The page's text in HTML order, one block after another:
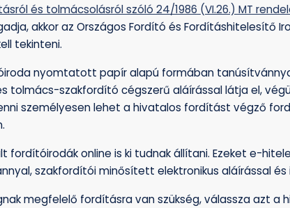
és tolmácsolásról szóló 24/1986 (VI.26.) MT
akkor az Országos Fordító és Fordításhitelesítő
tekinteni.
nyomtatott papír alapú formában
tolmács-szakfordító cégszerű aláírással látja el,
személyesen lehet a hivatalos fordítást végző
online is ki tudnak állítani. Ezeket e-
szakfordítói minősített elektronikus aláírással és
megfelelő fordításra van szükség, válassza azt a